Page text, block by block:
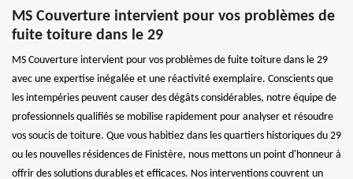
MS Couverture intervient pour vos problèmes de
fuite toiture dans le 29
MS Couverture intervient pour vos problèmes de fuite toiture dans le 29
avec une expertise inégalée et une réactivité exemplaire. Conscients que
les intempéries peuvent causer des dégâts considérables, notre équipe de
professionnels qualifiés se mobilise rapidement pour analyser et résoudre
vos soucis de toiture. Que vous habitiez dans les quartiers historiques du 29
ou les nouvelles résidences de Finistère, nous mettons un point d'honneur à
offrir des solutions durables et efficaces. Nos interventions couvrent un